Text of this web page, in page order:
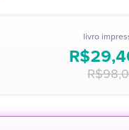
livro
R$
R$